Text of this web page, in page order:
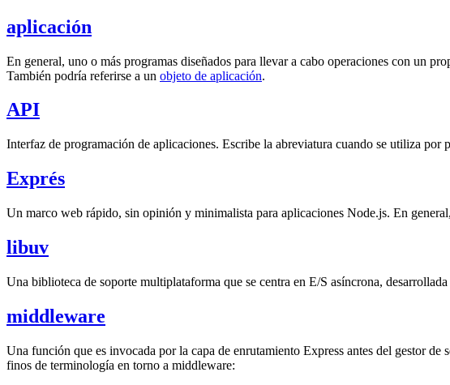
aplicación
En general, uno o más programas diseñados para llevar a cabo operaciones con un
También podría referirse a un objeto de aplicación.
API
Interfaz de programación de aplicaciones. Escribe la abreviatura cuando se utiliza por
Exprés
Un marco web rápido, sin opinión y minimalista para aplicaciones Node.js. En
libuv
Una biblioteca de soporte multiplataforma que se centra en E/S asíncrona,
middleware
Una función que es invocada por la capa de enrutamiento Express antes del gestor
finos de terminología en torno a middleware: